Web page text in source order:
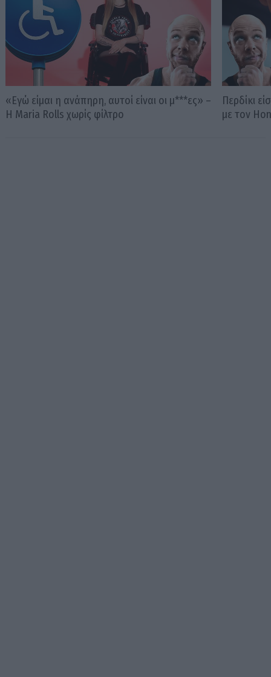
«Εγώ είμαι η ανάπηρη, αυτοί είναι οι μ***ες» –
Η Maria Rolls χωρίς φίλτρο
Περδίκι
με τον